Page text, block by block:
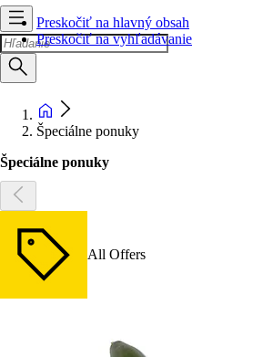
Preskočiť na hlavný obsah
Preskočiť na vyhľadávanie
Špeciálne ponuky
Špeciálne ponuky
All Offers